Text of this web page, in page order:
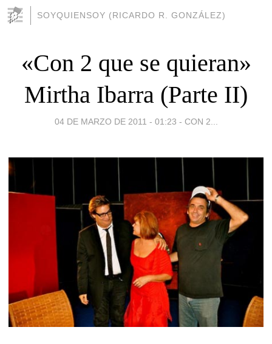
SOYQUIENSOY (RICARDO R. GONZÁLEZ)
«Con 2 que se quieran»
Mirtha Ibarra (Parte II)
04 DE MARZO DE 2011 - 01:23 - CON 2...